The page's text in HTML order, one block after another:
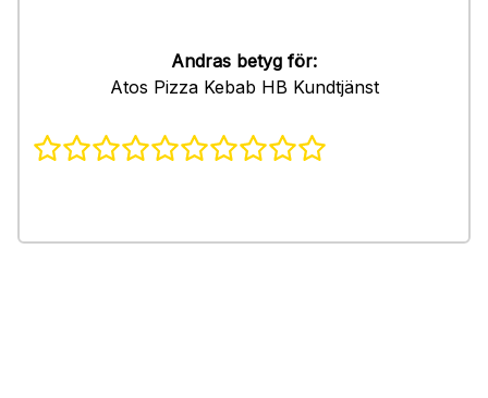
Andras betyg för:
Atos Pizza Kebab HB Kundtjänst